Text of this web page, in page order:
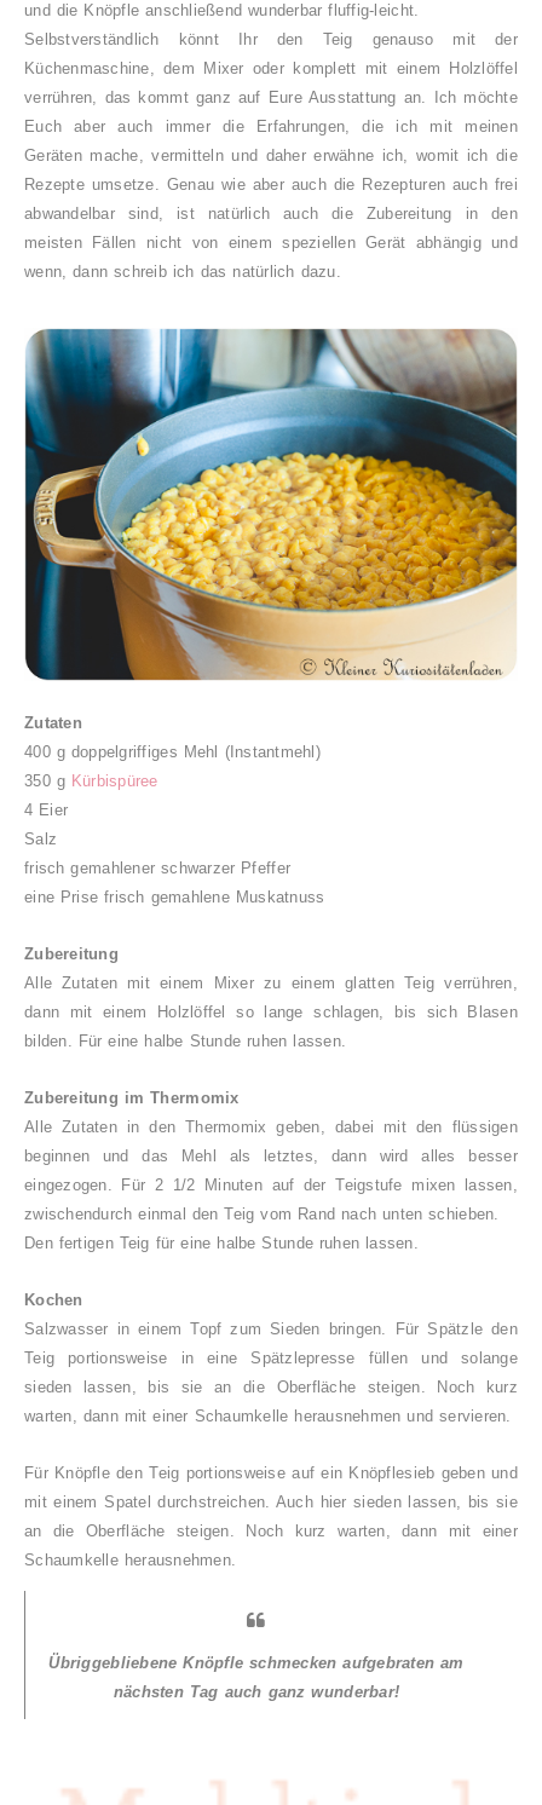
und die Knöpfle anschließend wunderbar fluffig-leicht.
Selbstverständlich könnt Ihr den Teig genauso mit der
Küchenmaschine, dem Mixer oder komplett mit einem Holzlöffel
verrühren, das kommt ganz auf Eure Ausstattung an. Ich möchte
Euch aber auch immer die Erfahrungen, die ich mit meinen
Geräten mache, vermitteln und daher erwähne ich, womit ich die
Rezepte umsetze. Genau wie aber auch die Rezepturen auch frei
abwandelbar sind, ist natürlich auch die Zubereitung in den
meisten Fällen nicht von einem speziellen Gerät abhängig und
wenn, dann schreib ich das natürlich dazu.
Zutaten
400 g doppelgriffiges Mehl (Instantmehl)
350 g Kürbispüree
4 Eier
Salz
frisch gemahlener schwarzer Pfeffer
eine Prise frisch gemahlene Muskatnuss
Zubereitung
Alle Zutaten mit einem Mixer zu einem glatten Teig verrühren,
dann mit einem Holzlöffel so lange schlagen, bis sich Blasen
bilden. Für eine halbe Stunde ruhen lassen.
Zubereitung im Thermomix
Alle Zutaten in den Thermomix geben, dabei mit den flüssigen
beginnen und das Mehl als letztes , dann wird alles besser
eingezogen. Für 2 1/2 M inuten auf der Teigstufe m ixen lassen
zwischendurch einmal den Teig vom Rand nach unten schieben.
Den fertigen Teig für eine halbe Stunde ruhen lassen
Kochen
Salzwasser in einem Topf zum Sieden bringen
Für Spätzle den
Teig portionsweise in eine Spätzlepresse füllen undsolange
sieden lassen,
bis sie an die Oberfläche steigen. Noch kurz
warten, dann mit einer Schaumkelle herausnehmen und servieren.
Für Knöpfle den Teig portionsweise auf ein Knöpflesieb geben und
mit einem Spatel durchstreichen. Auch hiersieden lassen,
bis sie
an die Oberfläche steigen. Noch kurz warten, dann mit einer
Schaumkelle herausnehmen.
Übriggebliebene Knöpfle schmecken aufgebraten am
nächsten Tag auch ganz wunderbar!